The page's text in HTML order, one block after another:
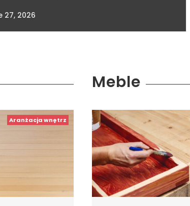
27, 2026
Aranżacja wnętrz
Meble